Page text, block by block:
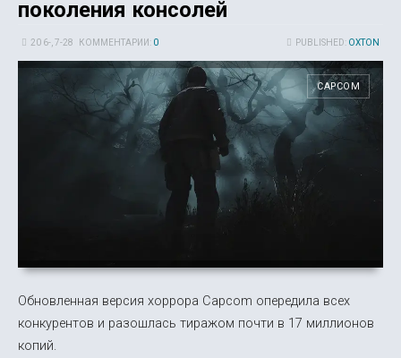
поколения консолей
PUBLISHED: OXTON
20 6-, 7-28 КОММЕНТАРИИ: 0
CAPCOM
Обновленная версия хоррора Capcom опередила всех
конкурентов и разошлась тиражом почти в 17 миллионов
копий.